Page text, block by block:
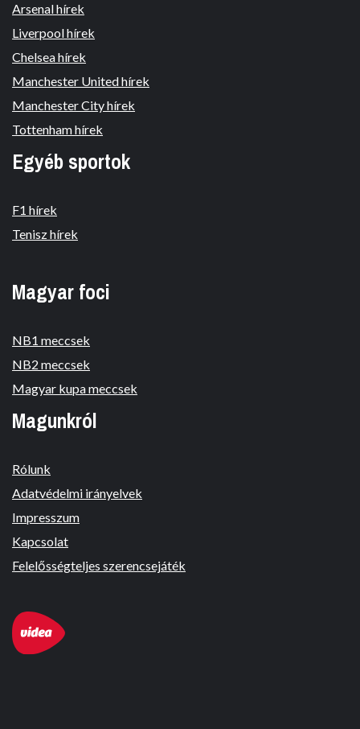
Arsenal hírek
Liverpool hírek
Chelsea hírek
Manchester United hírek
Manchester City hírek
Tottenham hírek
Egyéb sportok
F1 hírek
Tenisz hírek
Magyar foci
NB1 meccsek
NB2 meccsek
Magyar kupa meccsek
Magunkról
Rólunk
Adatvédelmi irányelvek
Impresszum
Kapcsolat
Felelősségteljes szerencsejáték